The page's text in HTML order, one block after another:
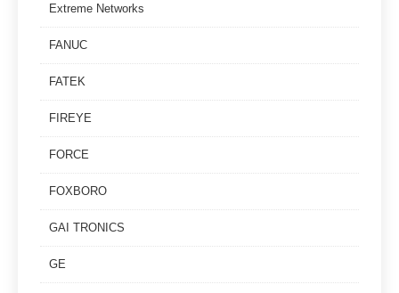
Extreme Networks
FANUC
FATEK
FIREYE
FORCE
FOXBORO
GAI TRONICS
GE